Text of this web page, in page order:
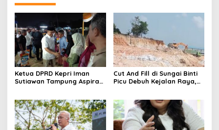
Ketua DPRD Kepri Iman
Sutiawan Tampung Aspirasi
Cut And Fill di Sungai Binti
Picu Debuh Kejalan Raya,